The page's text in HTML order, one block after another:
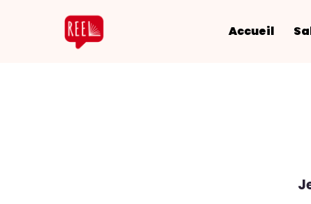
Accueil